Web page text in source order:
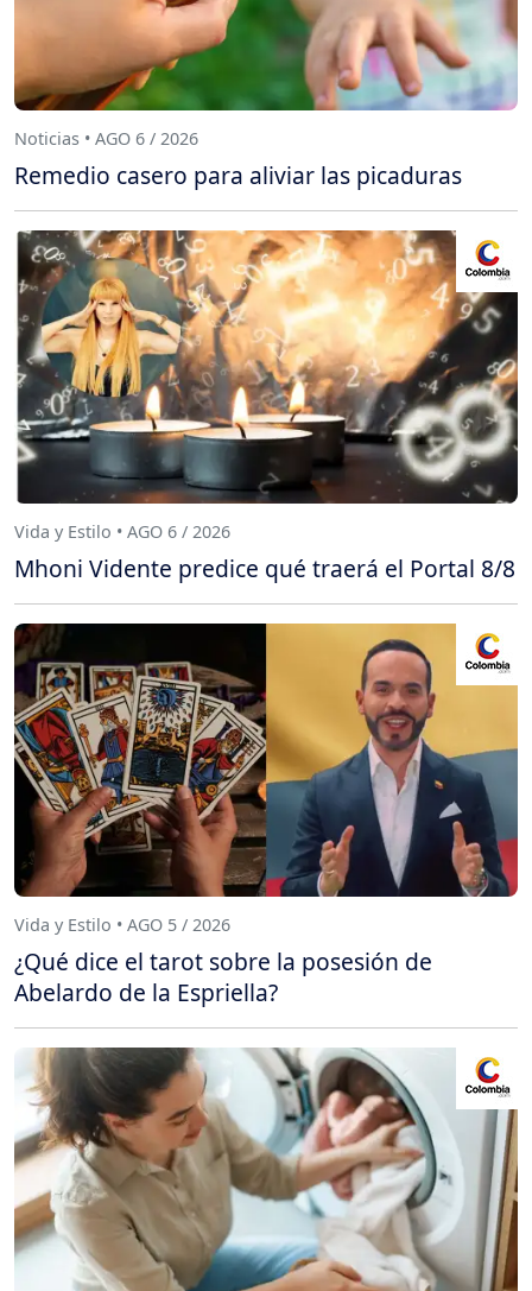
Noticias • AGO 6 / 2026
Remedio casero para aliviar las picaduras
Vida y Estilo • AGO 6 / 2026
Mhoni Vidente predice qué traerá el Portal 8/8
Vida y Estilo • AGO 5 / 2026
¿Qué dice el tarot sobre la posesión de
Abelardo de la Espriella?